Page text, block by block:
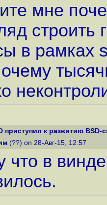
мне
строить
в рамках
приступил к развитию
(??) on 28-Авг-15, 12:57
что в